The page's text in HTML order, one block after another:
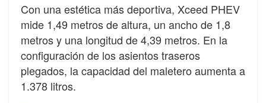
Con una estética más deportiva, Xceed PHEV
mide 1,49 metros de altura, un ancho de 1,8
metros y una longitud de 4,39 metros. En la
configuración de los asientos traseros
plegados, la capacidad del maletero aumenta a
1.378 litros.